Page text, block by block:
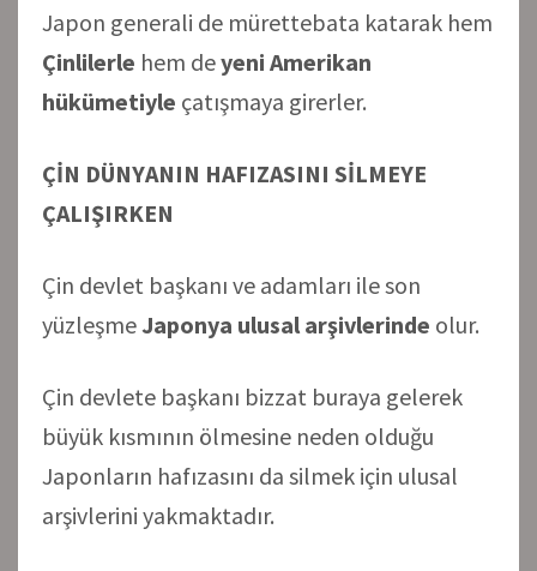
Japon generali de mürettebata katarak hem
Çinlilerle hem deyeni Amerikan
hükümetiyle çatışmaya girerler.
ÇİN DÜNYANIN HAFIZASINI SİLMEYE
ÇALIŞIRKEN
Çin devlet başkanı ve adamları ile son
yüzleşmeJaponya ulusal arşivlerinde olur.
Çin devlete başkanı bizzat buraya gelerek
büyük kısmının ölmesine neden olduğu
Japonların hafızasını da silmek için ulusal
arşivlerini yakmaktadır.